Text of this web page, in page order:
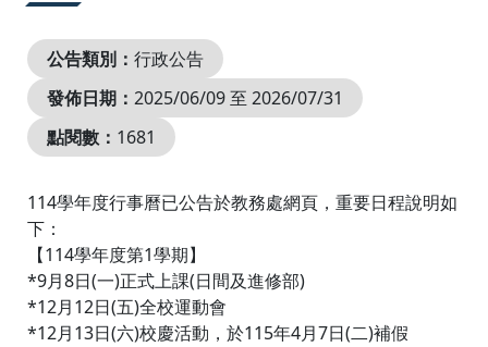
公告類別： 行政公告
發佈日期： 2025/06/09 至 2026/07/31
點閱數： 1681
114學年度行事曆已公告於教務處網頁，重要日程說明如
下：
【114學年度第1學期】
*9月8日(一)正式上課(日間及進修部)
*12月12日(五)全校運動會
*12月13日(六)校慶活動，於115年4月7日(二)補假